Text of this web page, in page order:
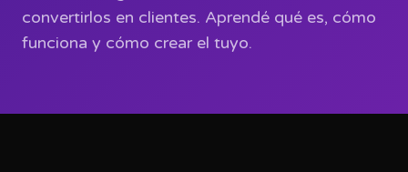
convertirlos en clientes. Aprendé qué es, cómo
funciona y cómo crear el tuyo.